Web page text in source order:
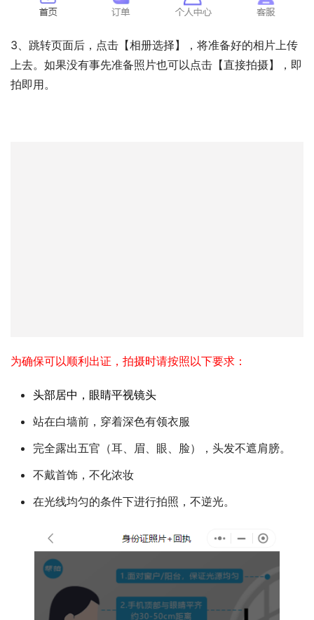
3、跳转页面后，点击【相册选择】，将准备好的相片上传
上去。如果没有事先准备照片也可以点击【直接拍摄】，即
拍即用。
为确保可以顺利出证，拍摄时请按照以下要求：
头部居中，眼睛平视镜头
站在白墙前，穿着深色有领衣服
完全露出五官（耳、眉、眼、脸），头发不遮肩膀。
不戴首饰，不化浓妆
在光线均匀的条件下进行拍照，不逆光。